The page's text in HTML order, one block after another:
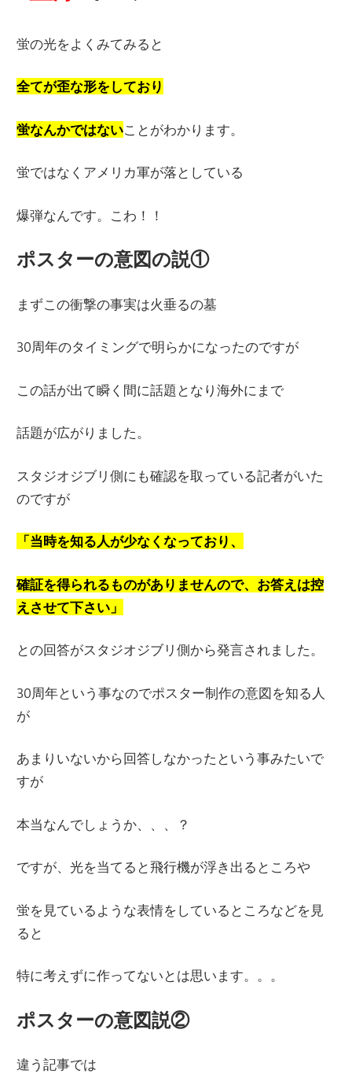
蛍の光をよくみてみると
全てが歪な形をしており
蛍なんかではないことがわかります。
蛍ではなくアメリカ軍が落としている
爆弾なんです。こわ！！
ポスターの意図の説①
まずこの衝撃の事実は火垂るの墓
30周年のタイミングで明らかになったのですが
この話が出て瞬く間に話題となり海外にまで
話題が広がりました。
スタジオジブリ側にも確認を取っている記者がいた
のですが
「当時を知る人が少なくなっており、
確証を得られるものがありませんので、お答えは控
えさせて下さい」
との回答がスタジオジブリ側から発言されました。
30周年という事なのでポスター制作の意図を知る人
が
あまりいないから回答しなかったという事みたいで
すが
本当なんでしょうか、、、？
ですが、光を当てると飛行機が浮き出るところや
蛍を見ているような表情をしているところなどを見
ると
特に考えずに作ってないとは思います。。。
ポスターの意図説②
違う記事では